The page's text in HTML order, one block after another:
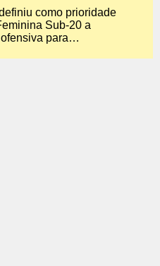
como prioridade
Sub-20 a
para…